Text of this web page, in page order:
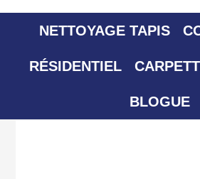
NETTOYAGE TAPIS
RÉSIDENTIEL
BLOGUE